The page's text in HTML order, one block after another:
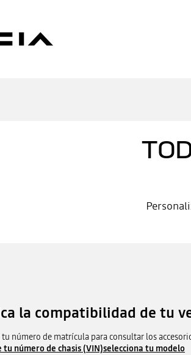
la compatibilidad de tu
número de matrícula para consultar los
número de chasis (VIN)selecciona tu modelo